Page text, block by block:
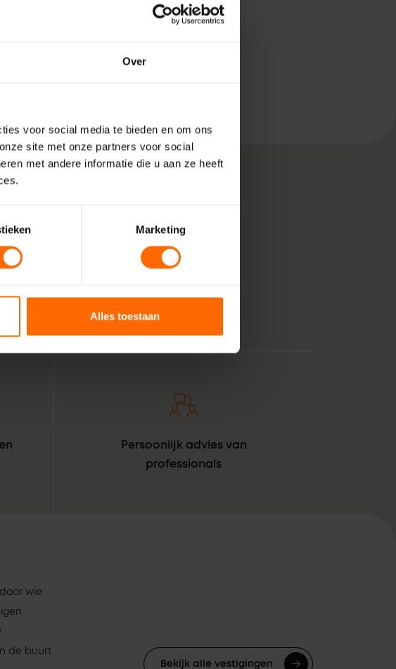
Over
voor social media te bieden en om ons
site met onze partners voor social
met andere informatie die u aan ze heeft
Marketing
Alles toestaan
van kunststof kozijnen voor
Persoonlijk advies van
professionals
wie
de buurt
Bekijk alle vestigingen